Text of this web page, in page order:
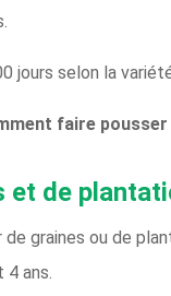
jours selon la
faire pousser
et de
graines ou de
4 ans.